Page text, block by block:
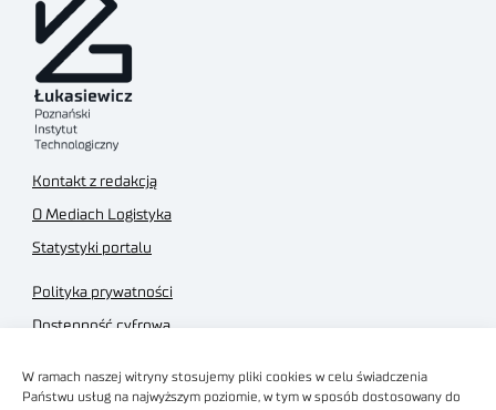
W ramach naszej witryny stosujemy pliki cookies w celu świadczenia
Państwu usług na najwyższym poziomie, w tym w sposób dostosowany do
Kontakt z redakcją
O Mediach Logistyka
Statystyki portalu
Polityka prywatności
Dostępność cyfrowa
Regulamin sklepu